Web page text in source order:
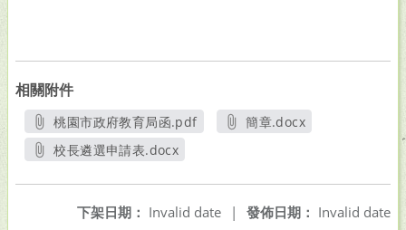
相關附件
桃園市政府教育局函.pdf
另開新視窗
簡章.docx
校長遴選申請表.docx
發佈日期： Invalid date
下架日期： Invalid date
|